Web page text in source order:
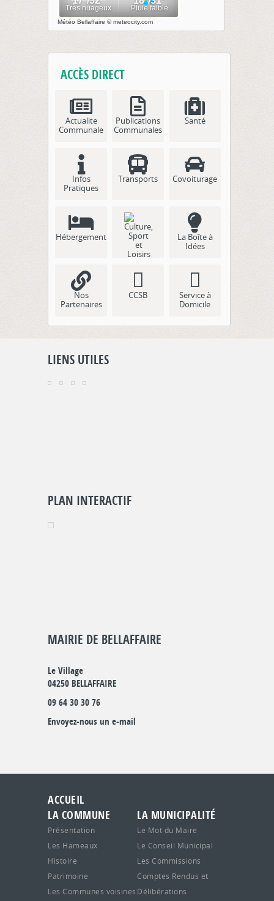
Météo Bellaffaire © meteocity.com
ACCÈS DIRECT
Actualite
Communale
Publications
Communales
Santé
Infos
Pratiques
Transports Covoiturage
Hébergement
et Loisirs
La Boîte à
Idées
Nos
Partenaires
CCSB
Service à
Domicile
LIENS UTILES
PLAN INTERACTIF
MAIRIE DE BELLAFFAIRE
Le Village
04250 BELLAFFAIRE
09 64 30 30 76
Envoyez-nous un e-mail
ACCUEIL
LA COMMUNE
Présentation
Les Hameaux
Histoire
Patrimoine
Les Communes voisines
LA MUNICIPALITÉ
Le Mot du Maire
Le Conseil Municipal
Les Commissions
Comptes Rendus et
Délibérations